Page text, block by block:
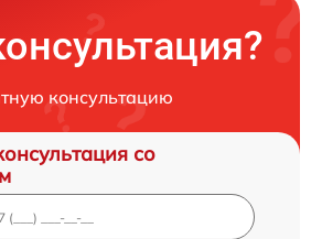
консультацию
со